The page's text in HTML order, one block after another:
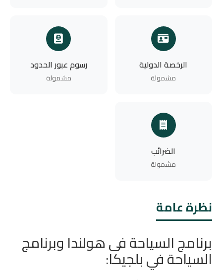
الرخصة الدولية
مشمولة
رسوم عبور الحدود
مشمولة
الضرائب
مشمولة
نظرة عامة
برنامج السياحة فى هولندا وبرنامج
السياحة في بلجيكا: